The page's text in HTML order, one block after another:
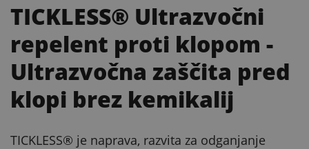
TICKLESS® Ultrazvočni
repelent proti klopom -
Ultrazvočna zaščita pred
klopi brez kemikalij
TICKLESS® je naprava, razvita za odganjanje